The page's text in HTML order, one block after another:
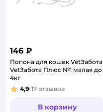
146 ₽
Попона для кошек VetЗабота
VetЗабота Плюс №1 малая до
4кг
Рейтинг:
4,9 17 отзывов
В корзину